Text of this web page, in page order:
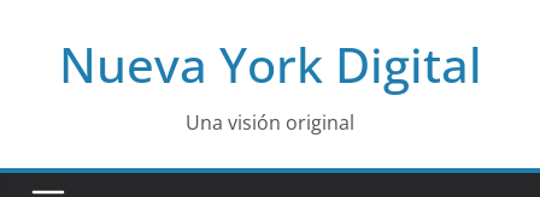
contentNueva York Digital
Una visión original